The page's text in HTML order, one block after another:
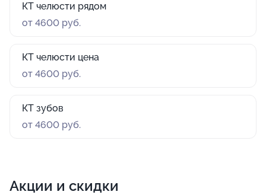
КТ челюсти рядом
от 4600 руб.
КТ челюсти цена
от 4600 руб.
КТ зубов
от 4600 руб.
Акции и скидки